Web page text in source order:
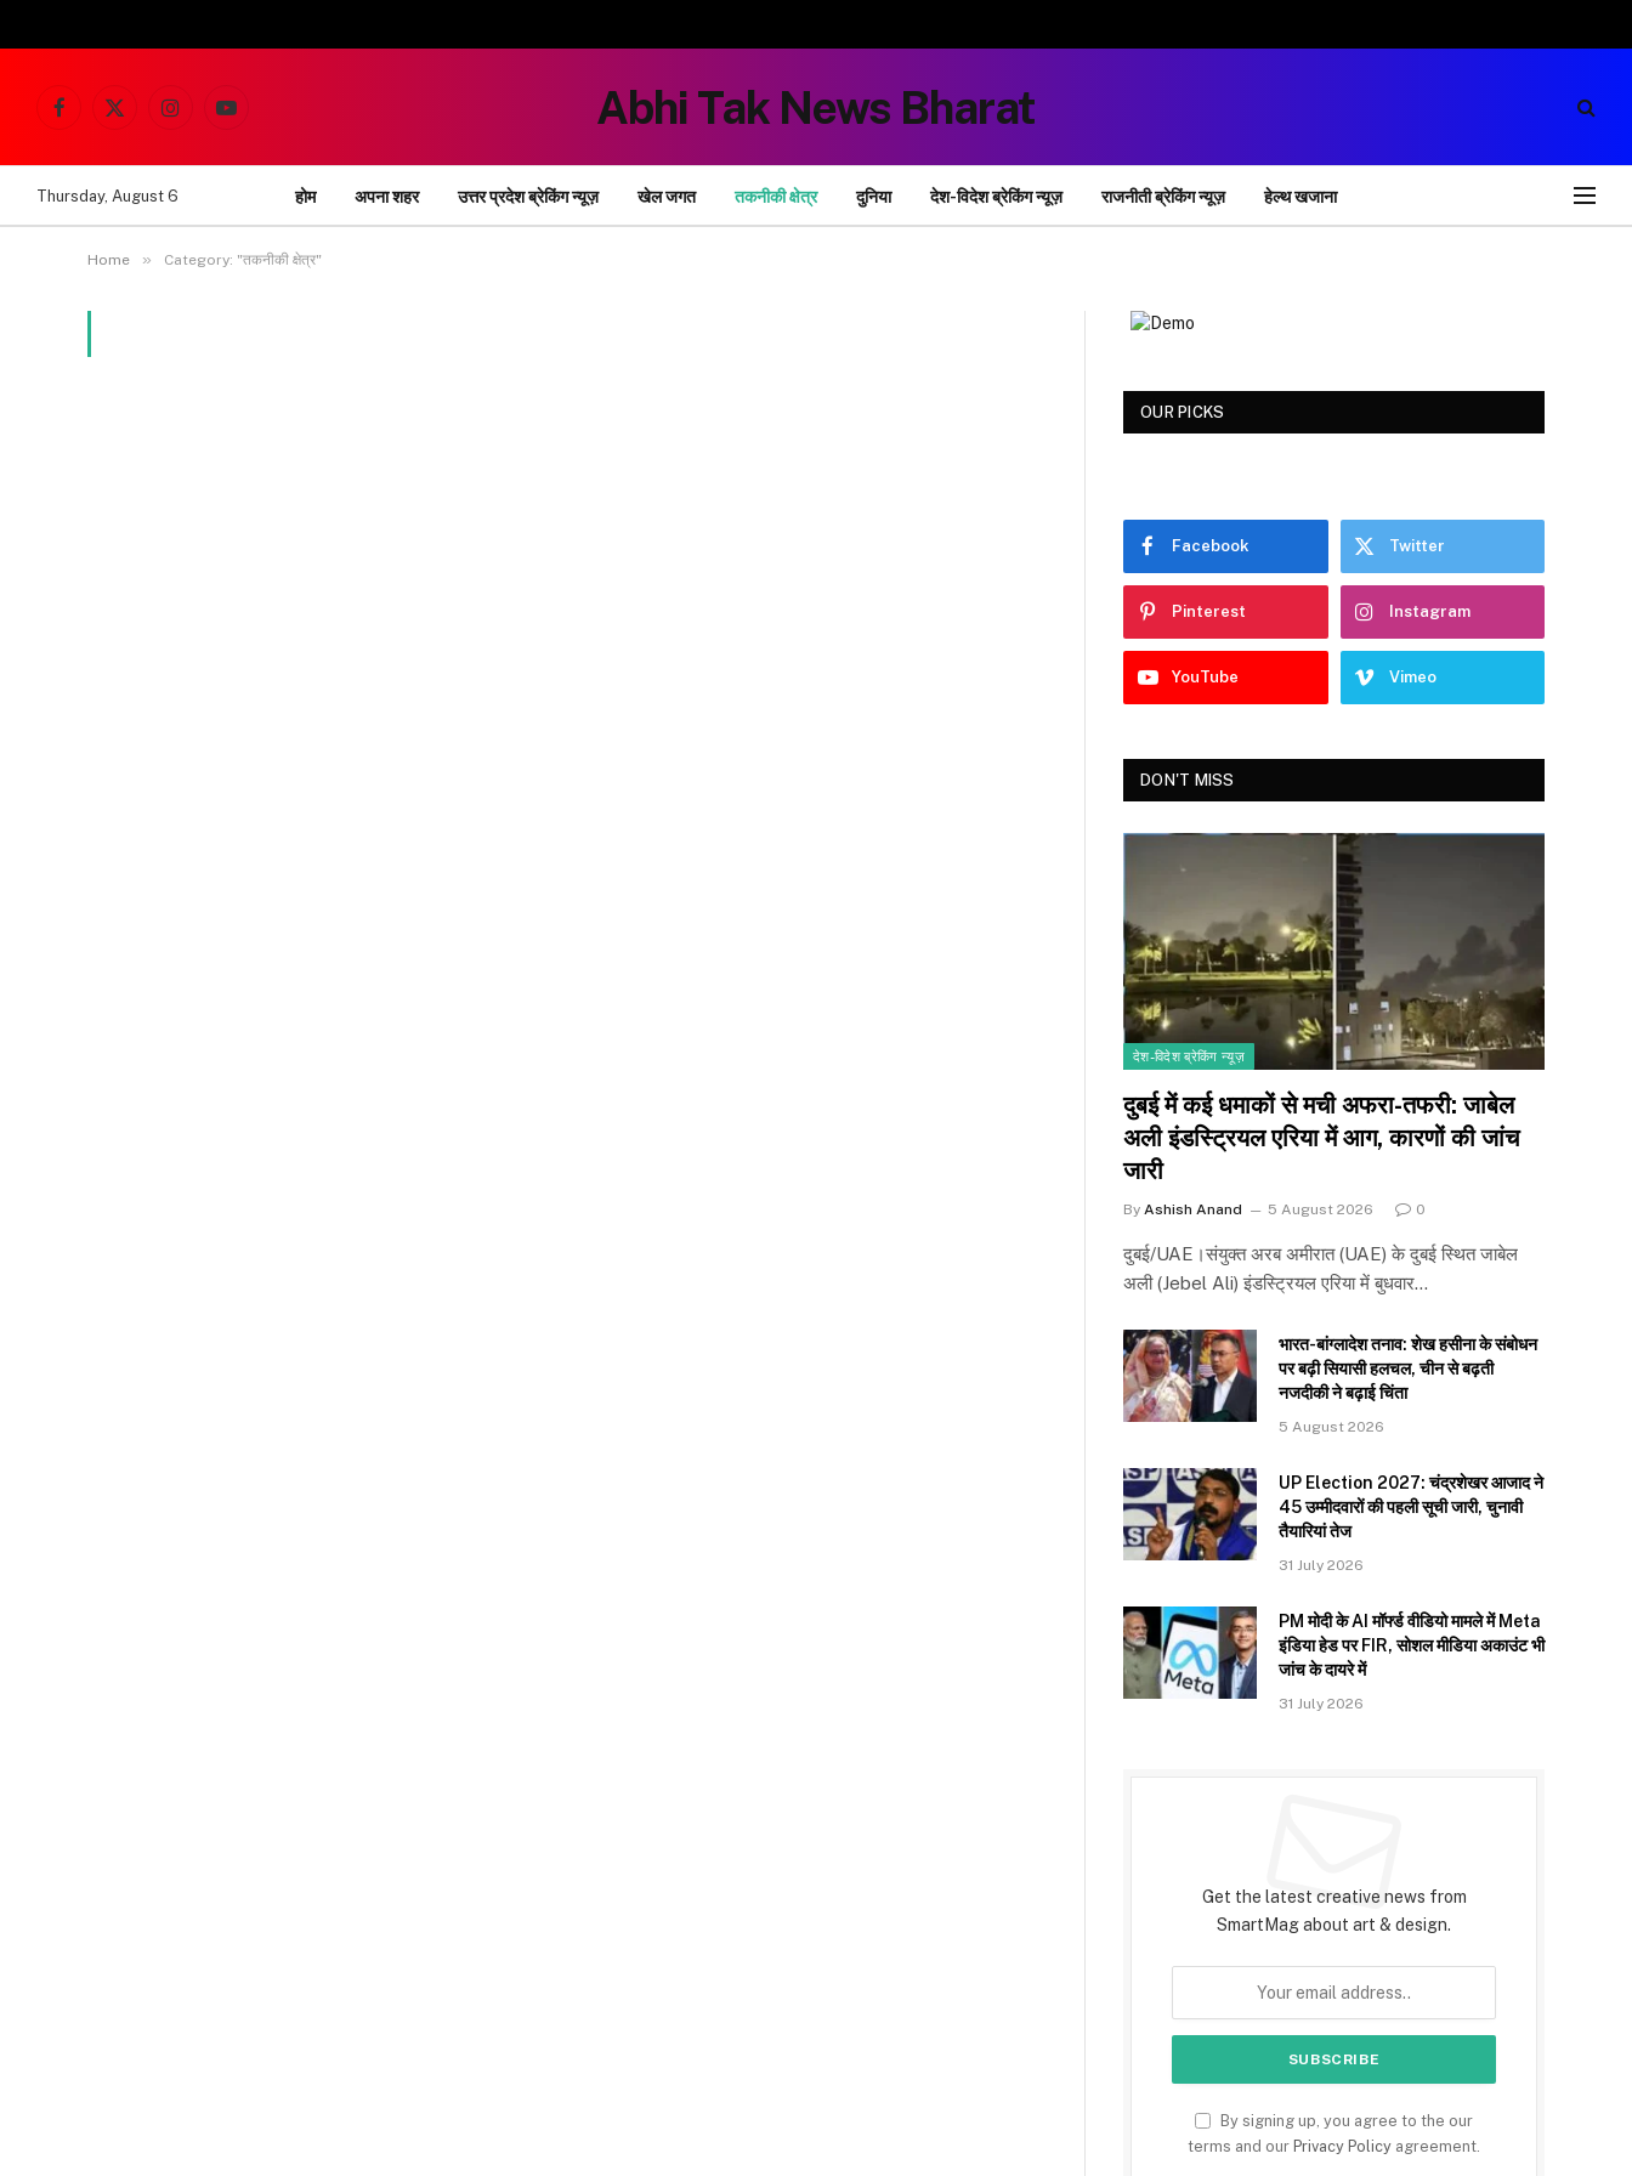
Facebook
X
InstagramYouTube Abhi Tak News Bharat
Thursday, August 6 होम अपना शहर उत्तर प्रदेश ब्रेकिंग न्यूज़ खेल जगत तकनीकी क्षेत्र दुनिया देश-विदेश ब्रेकिंग न्यूज़ राजनीती ब्रेकिंग न्यूज़ हेल्थ खजाना
Home » Category: "तकनीकी क्षेत्र"
OUR PICKS
Facebook Twitter
Pinterest Instagram
YouTube Vimeo
DON'T MISS
देश-विदेश ब्रेकिंग न्यूज़
दुबई में कई धमाकों से मची अफरा-तफरी: जाबेल
अली इंडस्ट्रियल एरिया में आग, कारणों की जांच
जारी
By Ashish Anand 5 August 2026 0
दुबई/UAE।संयुक्त अरब अमीरात (UAE) के दुबई स्थित जाबेल
अली (Jebel Ali) इंडस्ट्रियल एरिया में बुधवार…
भारत-बांग्लादेश तनाव: शेख हसीना के संबोधन
पर बढ़ी सियासी हलचल, चीन से बढ़ती
नजदीकी ने बढ़ाई चिंता
5 August 2026
UP Election 2027: चंद्रशेखर आजाद ने
45 उम्मीदवारों की पहली सूची जारी, चुनावी
तैयारियां तेज
31 July 2026
PM मोदी के AI मॉर्फ्ड वीडियो मामले में Meta
इंडिया हेड पर FIR, सोशल मीडिया अकाउंट भी
जांच के दायरे में
31 July 2026
Get the latest creative news from
SmartMag about art & design.
By signing up, you agree to the our
terms and our Privacy Policy agreement.